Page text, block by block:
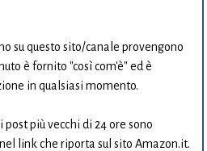
su questo sito/canale provengono
è fornito "così com'è" ed è
in qualsiasi momento.
più vecchi di 24 ore sono
link che riporta sul sito Amazon.it.